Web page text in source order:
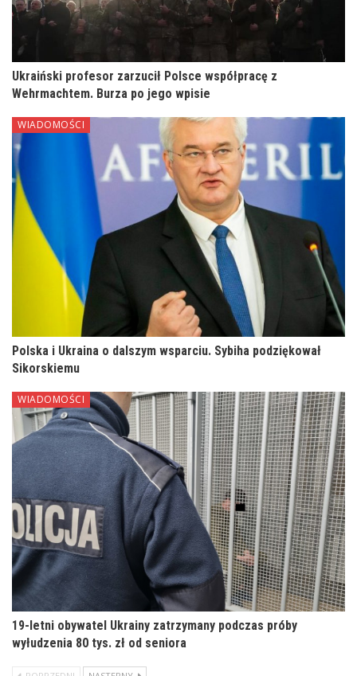
Ukraiński profesor zarzucił Polsce współpracę z
Wehrmachtem. Burza po jego wpisie
WIADOMOŚCI
Polska i Ukraina o dalszym wsparciu. Sybiha podziękował
Sikorskiemu
WIADOMOŚCI
19-letni obywatel Ukrainy zatrzymany podczas próby
wyłudzenia 80 tys. zł od seniora